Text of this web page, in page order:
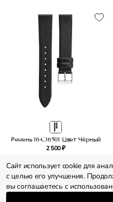
Ремень 16-C16501 Цвет Чёрный
2 500 ₽
Сайт использует cookie для
с целью его улучшения.
вы соглашаетесь с